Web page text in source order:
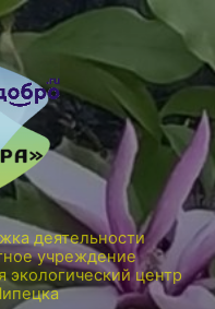
деятельности
учреждение
экологический центр